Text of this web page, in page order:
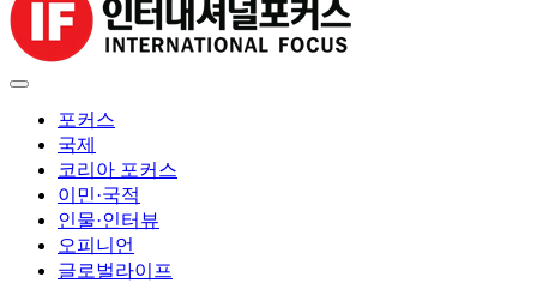
포커스
국제
코리아 포커스
이민·국적
인물·인터뷰
오피니언
글로벌라이프